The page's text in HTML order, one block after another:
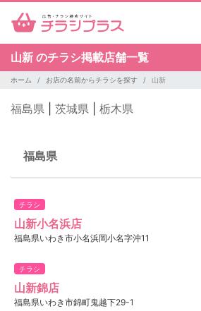
山新 のチラシ掲載店舗一覧
ホーム お店の名前からチラシを探す 山新
福島県 茨城県 栃木県
福島県
チラシ
山新小名浜店
福島県いわき市小名浜岡小名字沖11
チラシ
山新錦店
福島県いわき市錦町鬼越下29-1